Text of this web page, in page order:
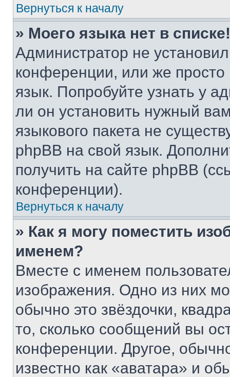
Вернуться к началу
» Моего языка нет в списке!
Администратор не
конференции, или же
язык. Попробуйте узнать у
ли он установить нужный
языкового пакета не
phpBB на свой язык.
получить на сайте phpBB
конференции).
Вернуться к началу
» Как я могу поместить
именем?
Вместе с именем
изображения. Одно из них
обычно это звёздочки,
то, сколько сообщений вы
конференции. Другое,
известно как «аватара» и